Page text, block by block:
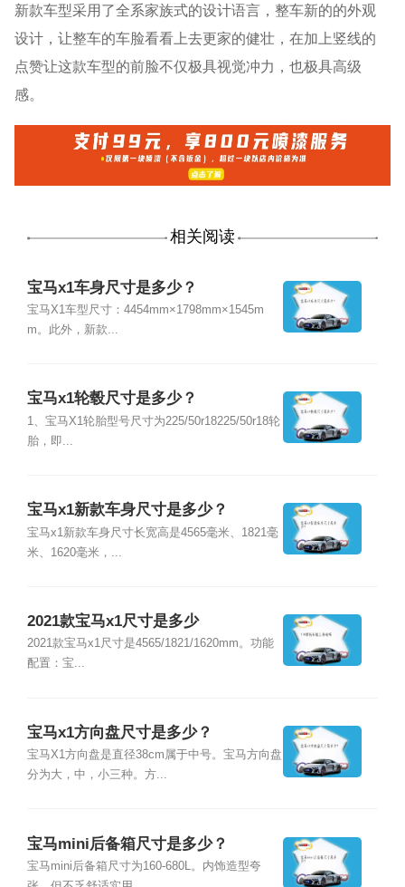
新款车型采用了全系家族式的设计语言，整车新的的外观
设计，让整车的车脸看看上去更家的健壮，在加上竖线的
点赞让这款车型的前脸不仅极具视觉冲力，也极具高级
感。
相关阅读
宝马x1车身尺寸是多少？
宝马X1车型尺寸：4454mm×1798mm×1545m
m。此外，新款...
宝马x1轮毂尺寸是多少？
1、宝马X1轮胎型号尺寸为225/50r18225/50r18轮
胎，即...
宝马x1新款车身尺寸是多少？
宝马x1新款车身尺寸长宽高是4565毫米、1821毫
米、1620毫米，...
2021款宝马x1尺寸是多少
2021款宝马x1尺寸是4565/1821/1620mm。功能
配置：宝...
宝马x1方向盘尺寸是多少？
宝马X1方向盘是直径38cm属于中号。宝马方向盘
分为大，中，小三种。方...
宝马mini后备箱尺寸是多少？
宝马mini后备箱尺寸为160-680L。内饰造型夸